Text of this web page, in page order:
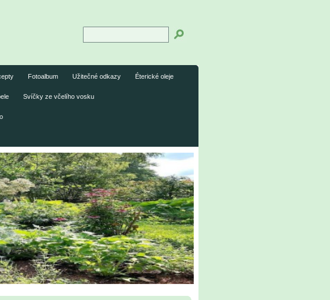
Fotoalbum Užitečné odkazy Éterické oleje
Svíčky ze včelího vosku